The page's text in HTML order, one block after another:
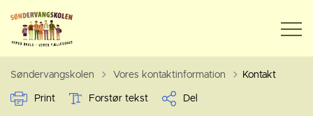
Søndervangskolen Tilbage til
Vores kontaktinformation Kontakt
Print Forstør tekst Del